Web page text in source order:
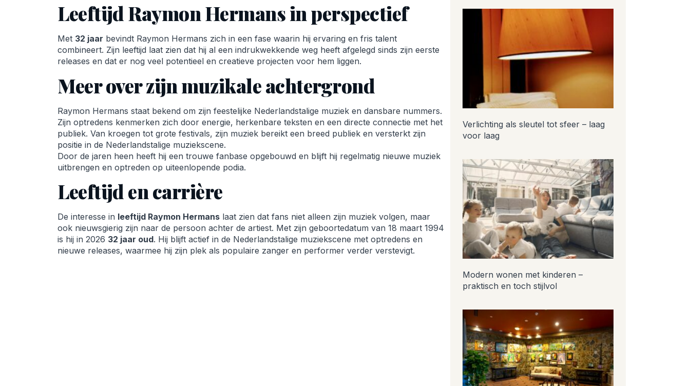
Leeftijd Raymon Hermans in perspectief
Met 32 jaar bevindt Raymon Hermans zich in een fase waarin hij ervaring en fris talent
combineert. Zijn leeftijd laat zien dat hij al een indrukwekkende weg heeft afgelegd sinds zijn eerste
releases en dat er nog veel potentieel en creatieve projecten voor hem liggen.
Meer over zijn muzikale achtergrond
Raymon Hermans staat bekend om zijn feestelijke Nederlandstalige muziek en dansbare nummers.
Zijn optredens kenmerken zich door energie, herkenbare teksten en een directe connectie met het
publiek. Van kroegen tot grote festivals, zijn muziek bereikt een breed publiek en versterkt zijn
positie in de Nederlandstalige muziekscene.
Door de jaren heen heeft hij een trouwe fanbase opgebouwd en blijft hij regelmatig nieuwe muziek
uitbrengen en optreden op uiteenlopende podia.
Leeftijd en carrière
De interesse in leeftijd Raymon Hermans laat zien dat fans niet alleen zijn muziek volgen, maar
ook nieuwsgierig zijn naar de persoon achter de artiest. Met zijn geboortedatum van 18 maart 1994
is hij in 2026 32 jaar oud. Hij blijft actief in de Nederlandstalige muziekscene met optredens en
nieuwe releases, waarmee hij zijn plek als populaire zanger en performer verder verstevigt.
Verlichting als sleutel tot sfeer – laag
voor laag
Modern wonen met kinderen –
praktisch en toch stijlvol